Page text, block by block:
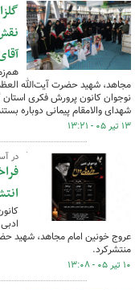
مجاهد، شهید حضرت آیت‌الله
نوجوان کانون پرورش فکری استان
شهدای والامقام پیمانی دوباره
۱۳ تیر ۰۵ - ۱۳:۲۱
در
عروج خونین امام مجاهد، شهید
منتشرکرد.
۱۰ تیر ۰۵ - ۱۳:۰۸